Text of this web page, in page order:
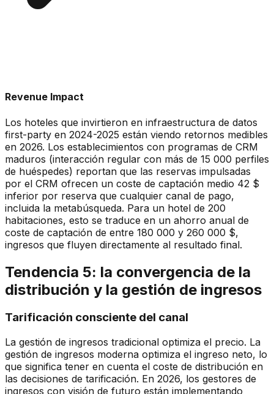
Revenue Impact
Los hoteles que invirtieron en infraestructura de datos
first-party en 2024-2025 están viendo retornos medibles
en 2026. Los establecimientos con programas de CRM
maduros (interacción regular con más de 15 000 perfiles
de huéspedes) reportan que las reservas impulsadas
por el CRM ofrecen un coste de captación medio 42 $
inferior por reserva que cualquier canal de pago,
incluida la metabúsqueda. Para un hotel de 200
habitaciones, esto se traduce en un ahorro anual de
coste de captación de entre 180 000 y 260 000 $,
ingresos que fluyen directamente al resultado final.
Tendencia 5: la convergencia de la
distribución y la gestión de ingresos
Tarificación consciente del canal
La gestión de ingresos tradicional optimiza el precio. La
gestión de ingresos moderna optimiza el ingreso neto, lo
que significa tener en cuenta el coste de distribución en
las decisiones de tarificación. En 2026, los gestores de
ingresos con visión de futuro están implementando